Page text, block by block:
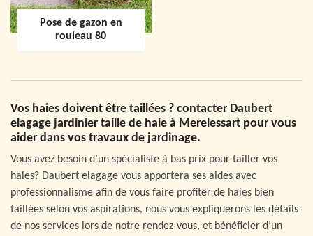
Pose de gazon en
rouleau 80
Vos haies doivent être taillées ? contacter Daubert
elagage jardinier taille de haie à Merelessart pour vous
aider dans vos travaux de jardinage.
Vous avez besoin d’un spécialiste à bas prix pour tailler vos
haies? Daubert elagage vous apportera ses aides avec
professionnalisme afin de vous faire profiter de haies bien
taillées selon vos aspirations, nous vous expliquerons les détails
de nos services lors de notre rendez-vous, et bénéficier d’un